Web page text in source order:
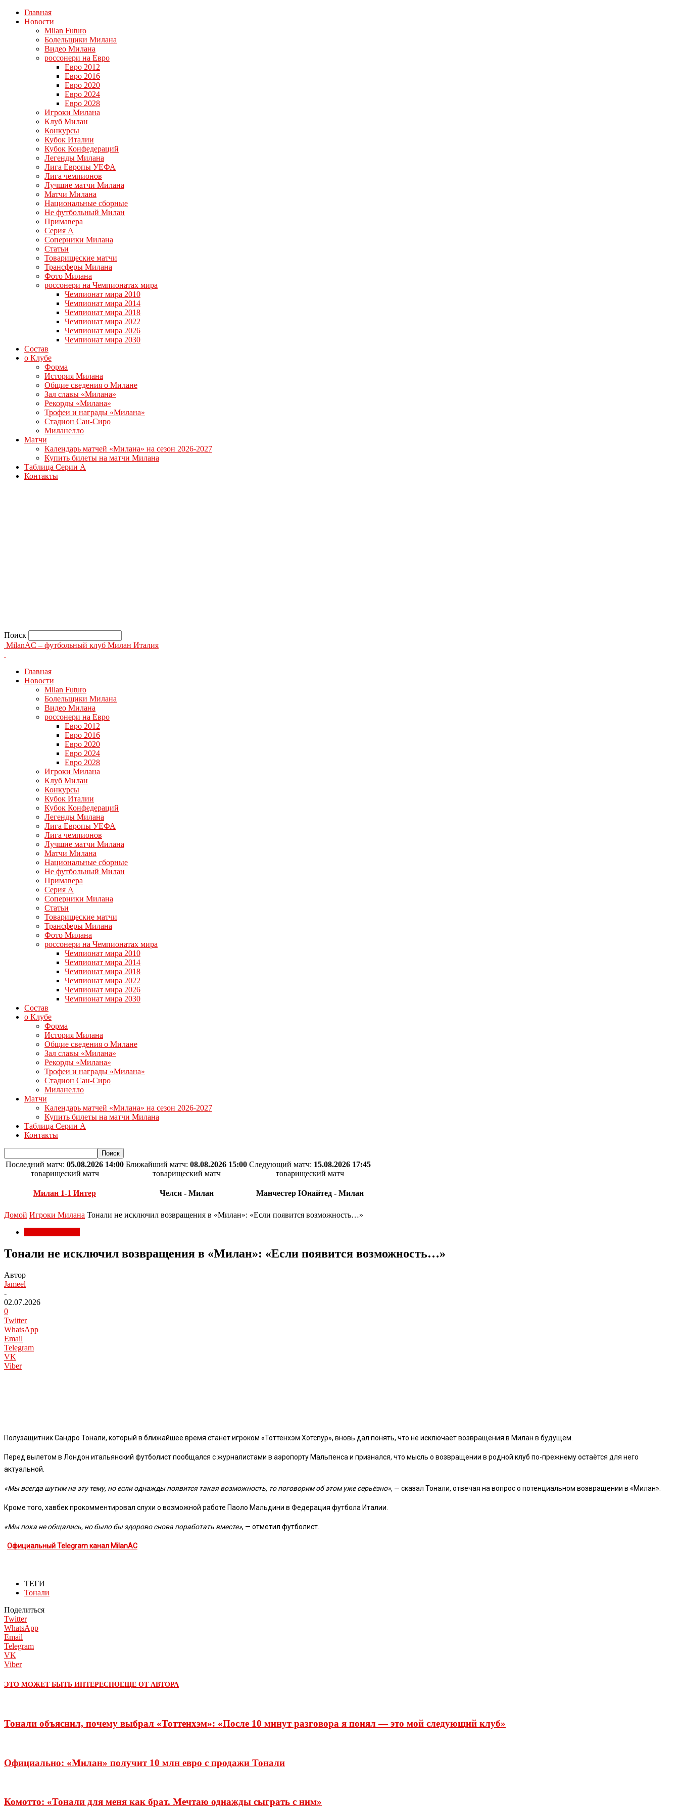
Главная
Новости
Milan Futuro
Болельщики Милана
Видео Милана
россонери на Евро
Евро 2012
Евро 2016
Евро 2020
Евро 2024
Евро 2028
Игроки Милана
Клуб Милан
Конкурсы
Кубок Италии
Кубок Конфедераций
Легенды Милана
Лига Европы УЕФА
Лига чемпионов
Лучшие матчи Милана
Матчи Милана
Национальные сборные
Не футбольный Милан
Примавера
Серия А
Соперники Милана
Статьи
Товарищеские матчи
Трансферы Милана
Фото Милана
россонери на Чемпионатах мира
Чемпионат мира 2010
Чемпионат мира 2014
Чемпионат мира 2018
Чемпионат мира 2022
Чемпионат мира 2026
Чемпионат мира 2030
Состав
о Клубе
Форма
История Милана
Общие сведения о Милане
Зал славы «Милана»
Рекорды «Милана»
Трофеи и награды «Милана»
Стадион Сан-Сиро
Миланелло
Матчи
Календарь матчей «Милана» на сезон 2026-2027
Купить билеты на матчи Милана
Таблица Серии А
Контакты
Поиск
MilanAC – футбольный клуб Милан Италия
Главная
Новости
Milan Futuro
Болельщики Милана
Видео Милана
россонери на Евро
Евро 2012
Евро 2016
Евро 2020
Евро 2024
Евро 2028
Игроки Милана
Клуб Милан
Конкурсы
Кубок Италии
Кубок Конфедераций
Легенды Милана
Лига Европы УЕФА
Лига чемпионов
Лучшие матчи Милана
Матчи Милана
Национальные сборные
Не футбольный Милан
Примавера
Серия А
Соперники Милана
Статьи
Товарищеские матчи
Трансферы Милана
Фото Милана
россонери на Чемпионатах мира
Чемпионат мира 2010
Чемпионат мира 2014
Чемпионат мира 2018
Чемпионат мира 2022
Чемпионат мира 2026
Чемпионат мира 2030
Состав
о Клубе
Форма
История Милана
Общие сведения о Милане
Зал славы «Милана»
Рекорды «Милана»
Трофеи и награды «Милана»
Стадион Сан-Сиро
Миланелло
Матчи
Календарь матчей «Милана» на сезон 2026-2027
Купить билеты на матчи Милана
Таблица Серии А
Контакты
Последний матч: 05.08.2026 14:00
товарищеский матч
Милан 1-1 Интер
Ближайший матч: 08.08.2026 15:00
товарищеский матч
Челси - Милан
Следующий матч: 15.08.2026 17:45
товарищеский матч
Манчестер Юнайтед - Милан
Домой Игроки Милана Тонали не исключил возвращения в «Милан»: «Если появится возможность…»
Тонали не исключил возвращения в «Милан»: «Если появится возможность…»
Автор
Jameel
-
02.07.2026
0
Twitter
WhatsApp
Email
Telegram
VK
Viber
ПолузащитникСандро Тонали, который в ближайшее время станет игроком «Тоттенхэм Хотспур», вновь дал понять, что не исключает возвращения в Милан в будущем.
Перед вылетом в Лондон итальянский футболист пообщался с журналистами в аэропорту Мальпенса и признался, что мысль о возвращении в родной клуб по-прежнему остаётся для него
актуальной.
«Мы всегда шутим на эту тему, но если однажды появится такая возможность, то поговорим об этом уже серьёзно», — сказал Тонали, отвечая на вопрос о потенциальном возвращении в «Милан».
Кроме того, хавбек прокомментировал слухи о возможной работе Паоло Мальдини в Федерация футбола Италии
«Мы пока не общались, но было бы здорово снова поработать вместе», — отметил футболист.
Официальный Telegram канал MilanAC
ТЕГИ
Тонали
Поделиться
Twitter
WhatsApp
Email
Telegram
VK
Viber
ЭТО МОЖЕТ БЫТЬ ИНТЕРЕСНОЕЩЕ ОТ АВТОРА
Тонали объяснил, почему выбрал «Тоттенхэм»: «После 10 минут разговора я понял — это мой следующий клуб»
Официально: «Милан» получит 10 млн евро с продажи Тонали
Комотто: «Тонали для меня как брат. Мечтаю однажды сыграть с ним»